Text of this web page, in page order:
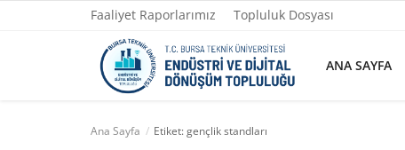
Faaliyet Raporlarımız Topluluk Dosyası
ANA SAYFA
Ana Sayfa Etiket: gençlik standları